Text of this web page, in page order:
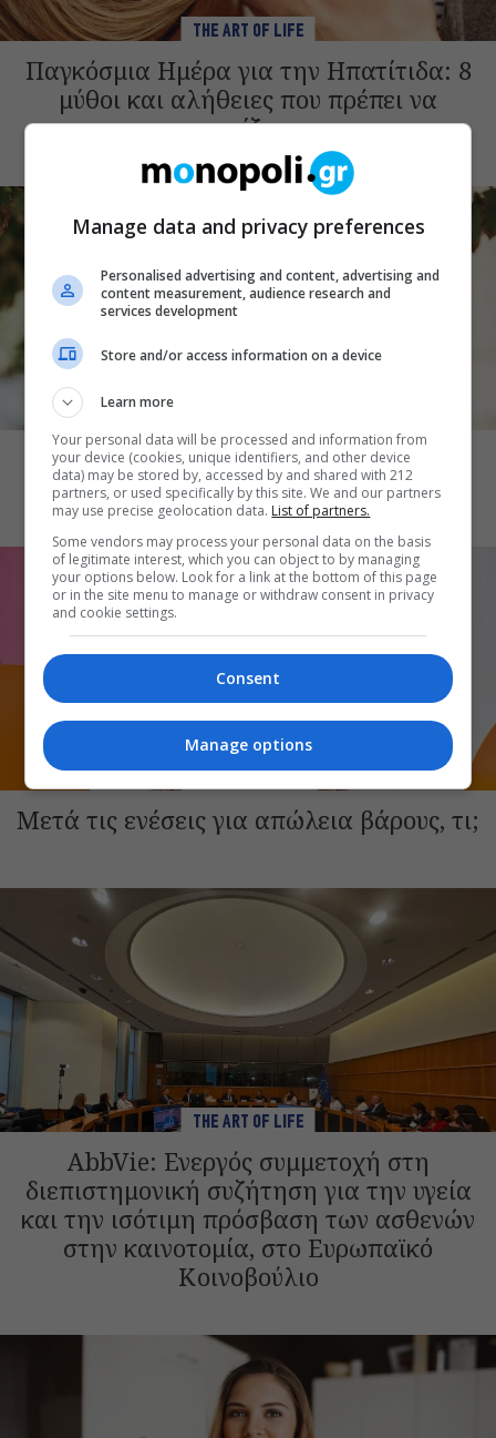
THE ART OF LIFE
Παγκόσμια Ημέρα για την Ηπατίτιδα: 8
μύθοι και αλήθειες που πρέπει να
γνωρίζουμε
Καύσωνας και skincare: Ποια προϊόντα
μπορεί να επιβαρύνουν την επιδερμίδα
Μετά τις ενέσεις για απώλεια βάρους, τι;
THE ART OF LIFE
AbbVie: Ενεργός συμμετοχή στη
διεπιστημονική συζήτηση για την υγεία
και την ισότιμη πρόσβαση των ασθενών
στην καινοτομία, στο Ευρωπαϊκό
Κοινοβούλιο
Manage data and privacy preferences
Personalised advertising and content, advertising and
content measurement, audience research and
services development
Store and/or access information on a device
Learn more
Your personal data will be processed and information from
your device (cookies, unique identifiers, and other device
data) may be stored by, accessed by and shared with 212
partners, or used specifically by this site. We and our partners
may use precise geolocation data. List of partners.
Some vendors may process your personal data on the basis
of legitimate interest, which you can object to by managing
your options below. Look for a link at the bottom of this page
or in the site menu to manage or withdraw consent in privacy
and cookie settings.
Consent
Manage options